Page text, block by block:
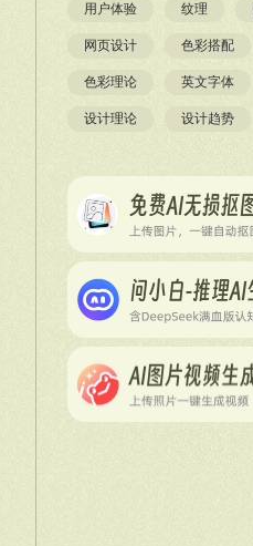
用户体验 纹理
网页设计 色彩搭配
色彩理论 英文字体
设计理论 设计趋势